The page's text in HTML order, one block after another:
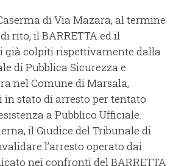
di Via Mazara, al termine
rito, il BARRETTA ed il
già colpiti rispettivamente dalla
di Pubblica Sicurezza e
nel Comune di Marsala,
stato di arresto per tentato
a Pubblico Ufficiale.
il Giudice del Tribunale di
l’arresto operato dai
nei confronti del BARRETTA